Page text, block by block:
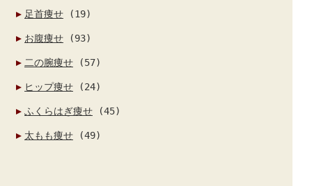
足首痩せ (19)
お腹痩せ (93)
二の腕痩せ (57)
ヒップ痩せ (24)
ふくらはぎ痩せ (45)
太もも痩せ (49)